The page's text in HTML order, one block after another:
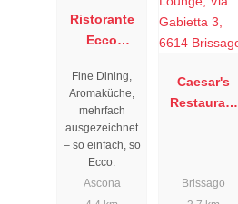
Ristorante
Ecco
Fine Dining,
Aromaküche,
mehrfach
ausgezeichnet
– so einfach, so
Ecco.
Ascona
Caesar's
Restaurant
Brissago
Brissago